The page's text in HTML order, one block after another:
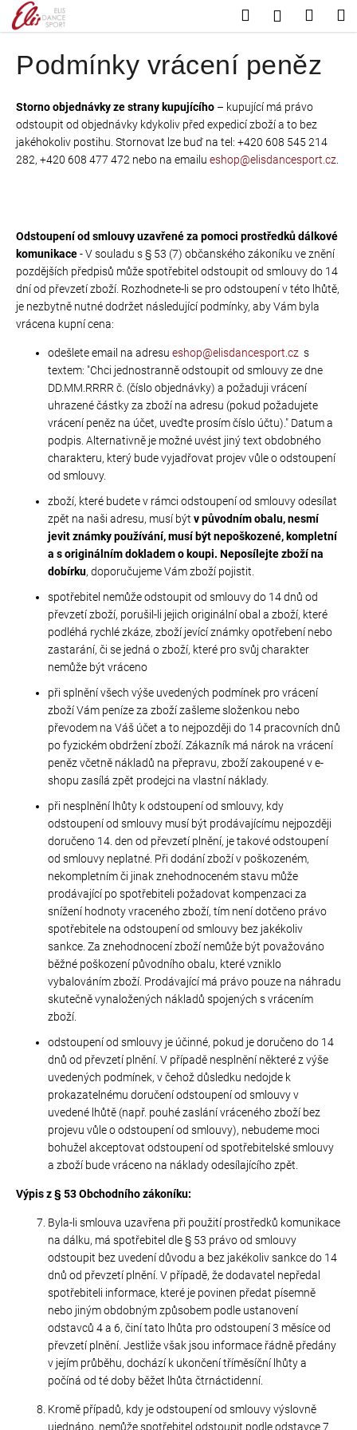
Přejít
na
HledatPřihlášení
Podmínky vrácení peněz
Storno objednávky ze strany kupujícího – kupující má právo
odstoupit od objednávky kdykoliv před expedicí zboží a to bez
jakéhokoliv postihu. Stornovat lze buď na tel: +420 608 545 214
282, +420 608 477 472 nebo na emailu eshop@elisdancesport.cz
Odstoupení od smlouvy uzavřené za pomoci prostředků dálkové
komunikace- V souladu s § 53 (7) občanského zákoníku ve znění
pozdějších předpisů může spotřebitel odstoupit od smlouvy do 14
dní od převzetí zboží. Rozhodnete-li se pro odstoupení v této lhůtě,
je nezbytně nutné dodržet následující podmínky, aby Vám byla
vrácena kupní cena:
odešlete email na adresu eshop@elisdancesport.cz s
textem: "Chci jednostranně odstoupit od smlouvy ze dne
DD.MM.RRRR č. (číslo objednávky) a požaduji vrácení
uhrazené částky za zboží na adresu (pokud požadujete
vrácení peněz na účet, uveďte prosím číslo účtu)." Datum a
podpis. Alternativně je možné uvést jiný text obdobného
charakteru, který bude vyjadřovat projev vůle o odstoupení
od smlouvy.
zboží, které budete v rámci odstoupení od smlouvy odesílat
zpět na naši adresu, musí být v původním obalu, nesmí
jevit známky používání, musí být nepoškozené, kompletní
a s originálním dokladem o koupi. Neposílejte zboží na
dobírku, doporučujeme Vám zboží pojistit.
spotřebitel nemůže odstoupit od smlouvy do 14 dnů od
převzetí zboží, porušil-li jejich originální obal a zboží, které
podléhá rychlé zkáze, zboží jevící známky opotřebení nebo
zastarání, či se jedná o zboží, které pro svůj charakter
nemůže být vráceno
při splnění všech výše uvedených podmínek pro vrácení
zboží Vám peníze za zboží zašleme složenkou nebo
převodem na Váš účet a to nejpozději do 14 pracovních dnů
po fyzickém obdržení zboží. Zákazník má nárok na vrácení
peněz včetně nákladů na přepravu, zboží zakoupené v e-
shopu zasílá zpět prodejci na vlastní náklady.
při nesplnění lhůty k odstoupení od smlouvy, kdy
odstoupení od smlouvy musí být prodávajícímu nejpozději
doručeno 14. den od převzetí plnění, je takové odstoupení
od smlouvy neplatné. Při dodání zboží v poškozeném,
nekompletním či jinak znehodnoceném stavu může
prodávající po spotřebiteli požadovat kompenzaci za
snížení hodnoty vraceného zboží, tím není dotčeno právo
spotřebitele na odstoupení od smlouvy bez jakékoliv
sankce. Za znehodnocení zboží nemůže být považováno
běžné poškození původního obalu, které vzniklo
vybalováním zboží. Prodávající má právo pouze na náhradu
skutečně vynaložených nákladů spojených s vrácením
zboží.
odstoupení od smlouvy je účinné, pokud je doručeno do 14
dnů od převzetí plnění. V případě nesplnění některé z výše
uvedených podmínek, v čehož důsledku nedojde k
prokazatelnému doručení odstoupení od smlouvy v
uvedené lhůtě (např. pouhé zaslání vráceného zboží bez
projevu vůle o odstoupení od smlouvy), nebudeme moci
bohužel akceptovat odstoupení od spotřebitelské smlouvy
a zboží bude vráceno na náklady odesílajícího zpět.
Výpis z § 53 Obchodního zákoníku:
Byla-li smlouva uzavřena při použití prostředků komunikace
na dálku, má spotřebitel dle § 53 právo od smlouvy
odstoupit bez uvedení důvodu a bez jakékoliv sankce do 14
dnů od převzetí plnění. V případě, že dodavatel nepředal
spotřebiteli informace, které je povinen předat písemně
nebo jiným obdobným způsobem podle ustanovení
odstavců 4 a 6, činí tato lhůta pro odstoupení 3 měsíce od
převzetí plnění. Jestliže však jsou informace řádně předány
v jejím průběhu, dochází k ukončení tříměsíční lhůty a
počíná od té doby běžet lhůta čtrnáctidenní.
Kromě případů, kdy je odstoupení od smlouvy výslovně
ujednáno, nemůže spotřebitel odstoupit podle odstavce 7
o
o
p
o
t
b
u
j
e
t
HLEDAT
SWAROVSKI
XIRIUS
CRYSTAL